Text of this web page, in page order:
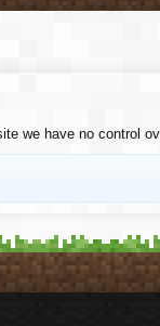
we have no control